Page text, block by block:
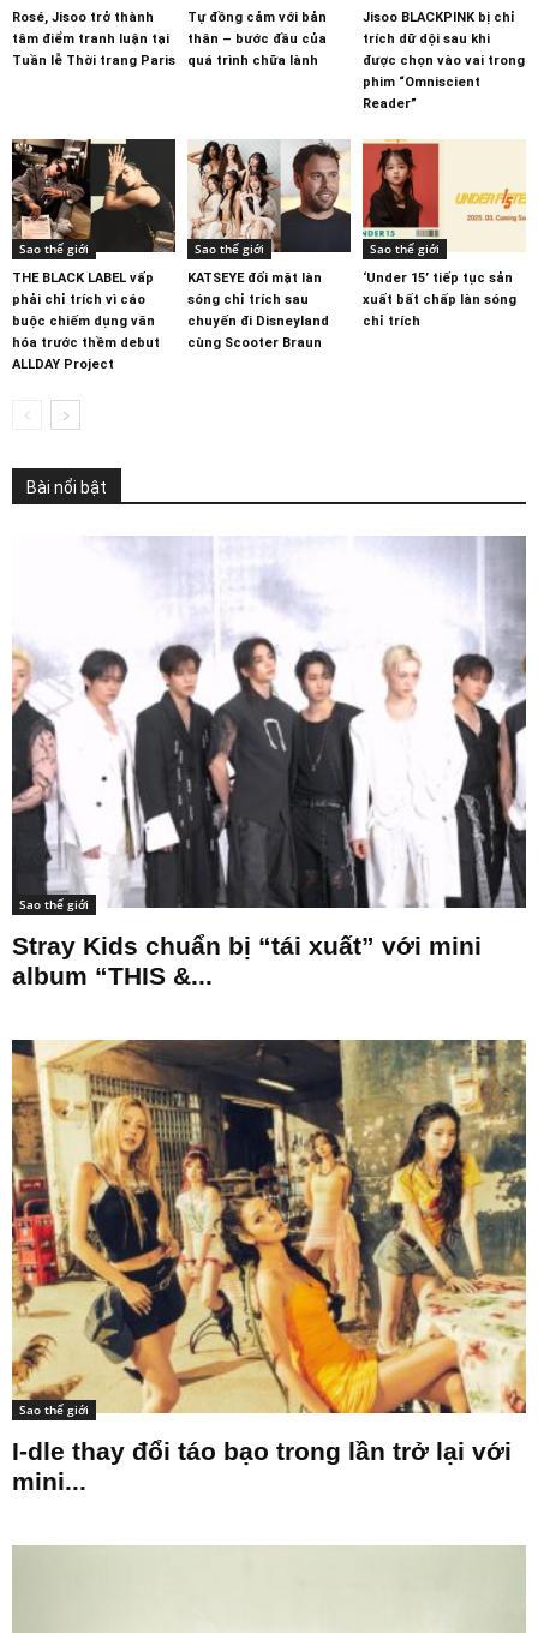
Rosé, Jisoo trở thành
tâm điểm tranh luận tại
Tuần lễ Thời trang Paris
Tự đồng cảm với bản
thân – bước đầu của
quá trình chữa lành
Jisoo BLACKPINK bị chỉ
trích dữ dội sau khi
được chọn vào vai trong
phim “Omniscient
Reader”
Sao thế giới
THE BLACK LABEL vấp
phải chỉ trích vì cáo
buộc chiếm dụng văn
hóa trước thềm debut
ALLDAY Project
Sao thế giới
KATSEYE đối mặt làn
sóng chỉ trích sau
chuyến đi Disneyland
cùng Scooter Braun
Sao thế giới
‘Under 15’ tiếp tục sản
xuất bất chấp làn sóng
chỉ trích
Bài nổi bật
Sao thế giới
Stray Kids chuẩn bị “tái xuất” với mini
album “THIS &...
Sao thế giới
I-dle thay đổi táo bạo trong lần trở lại với
mini...